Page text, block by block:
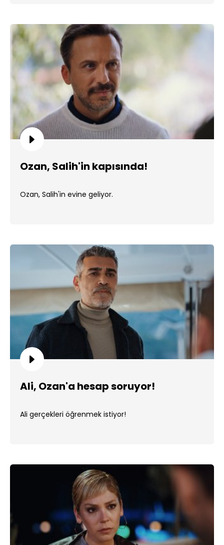
Ozan, Salih'in kapısında!
Ozan, Salih'in evine geliyor.
Ali, Ozan'a hesap soruyor!
Ali gerçekleri öğrenmek istiyor!